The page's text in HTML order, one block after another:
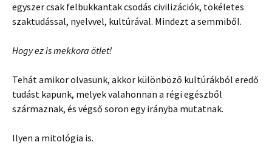
egyszer csak felbukkantak csodás civilizációk, tökéletes
szaktudással, nyelvvel, kultúrával. Mindezt a semmiből.
Hogy ez is mekkora ötlet!
Tehát amikor olvasunk, akkor különböző kultúrákból eredő
tudást kapunk, melyek valahonnan a régi egészből
származnak, és végső soron egy irányba mutatnak.
Ilyen a mitológia is.